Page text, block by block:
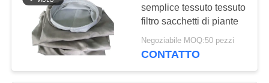
RIGUARDO
semplice tessuto tessuto
filtro sacchetti di piante
Negoziabile MOQ:50 pezzi
CONTATTO